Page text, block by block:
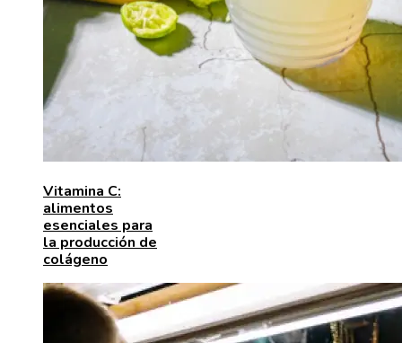
Vitamina C:
alimentos
esenciales para
la producción de
colágeno